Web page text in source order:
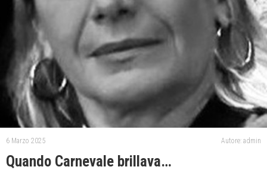
6 Marzo 2025 Autore: admin
Quando Carnevale brillava…